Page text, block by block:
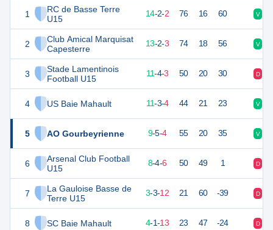
1
RC de Basse Terre
U15
2
Club Amical Marquisat
Capesterre
3
Stade Lamentinois
Football U15
4 US Baie Mahault
5 AO Gourbeyrienne
6
Arsenal Club Football
U15
7
La Gauloise Basse de
Terre U15
8 SC Baie Mahault
62 14-2-2 76 16 60 V
59 18 13-2-3 74 18 56 V
55 11-4-3 50 20 30 D
54 11-3-4 44 21 23 V
50 9-5-4 55 20 35 V
46 18 8-4-6 50 49 1 D
30 18 3-3-12 21 60 -39 D
30 4-1-13 23 47 -24 D